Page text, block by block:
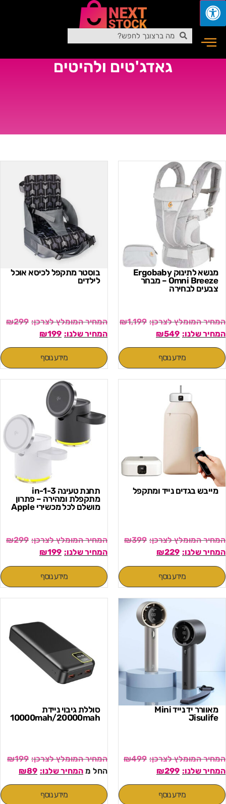
גאדג'טים ולהיטים
מנשא לתינוק Ergobaby
Omni Breeze – מבחר
צבעים לבחירה
₪1,199
₪549
מידע נוסף
בוסטר מתקפל לכיסא אוכל
לילדים
₪299
₪199
מידע נוסף
מייבש בגדים נייד ומתקפל
₪399
₪229
מידע נוסף
תחנת טעינה 3-in-1
מתקפלת ומהירה – פתרון
מושלם לכל מכשירי Apple
₪299
₪199
מידע נוסף
מאוורר יד נייד Mini
Jisulife
₪499
₪299
מידע נוסף
סוללת גיבוי ניידת
10000mah/20000mah
₪199
₪89 החל מ
מידע נוסף